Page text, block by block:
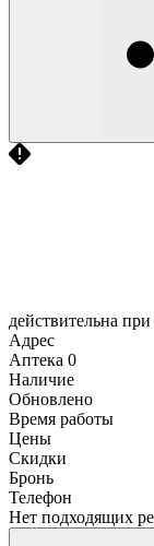
действительна
Адрес
Аптека 0
Наличие
Обновлено
Время работы
Цены
Скидки
Бронь
Телефон
Нет подходящих